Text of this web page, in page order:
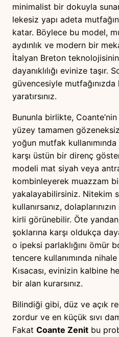
minimalist bir dokuyla
lekesiz yapı adeta
katar. Böylece bu model,
aydınlık ve modern bir
İtalyan Breton
dayanıklılığı evinize taşır.
güvencesiyle
yaratırsınız.
Bununla birlikte,
yüzey tamamen
yoğun mutfak
karşı üstün bir direnç
modeli mat siyah veya
kombinleyerek muazzam
yakalayabilirsiniz. Nitekim
kullanırsanız,
kirli görünebilir. Öte
şoklarına karşı oldukça
o ipeksi parlaklığını ömür
tencere kullanımında
Kısacası, evinizin kalbine
bir alan kurarsınız.
Bilindiği gibi, düz ve açık
zordur ve en küçük sıvı
Fakat Coante Zenit bu